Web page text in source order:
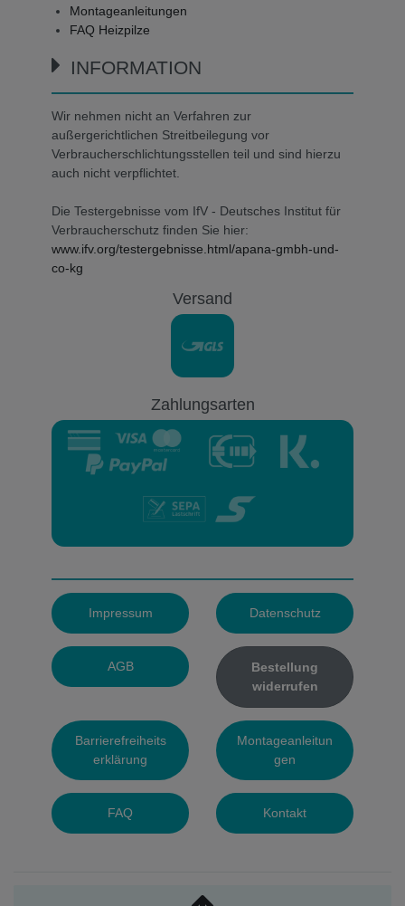
Montageanleitungen
FAQ Heizpilze
INFORMATION
Wir nehmen nicht an Verfahren zur
außergerichtlichen Streitbeilegung vor
Verbraucherschlichtungsstellen teil und sind hierzu
auch nicht verpflichtet.
Die Testergebnisse vom IfV - Deutsches Institut für
Verbraucherschutz finden Sie hier:
www.ifv.org/testergebnisse.html/apana-gmbh-und-
co-kg
Versand
Zahlungsarten
Impressum Datenschutz
AGB
Bestellung
widerrufen
Barrierefreiheits
erklärung
Montageanleitun
gen
FAQ Kontakt